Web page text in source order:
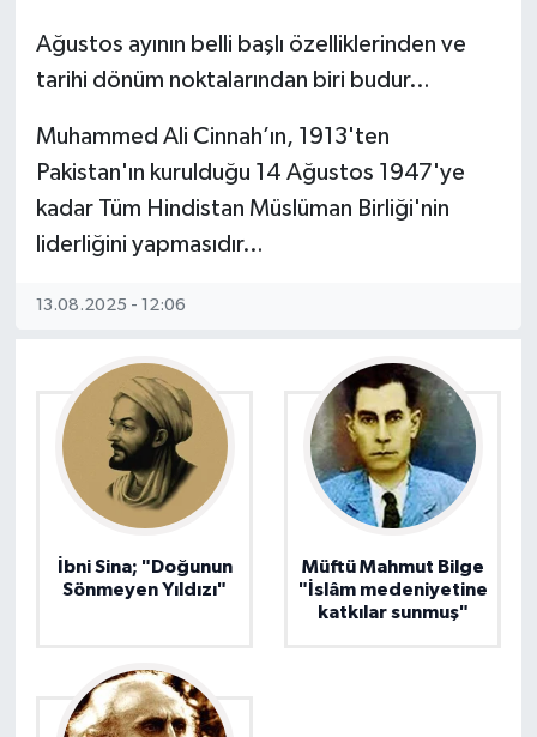
Ağustos ayının belli başlı özelliklerinden ve
tarihi dönüm noktalarından biri budur…
Muhammed Ali Cinnah’ın, 1913'ten
Pakistan'ın kurulduğu 14 Ağustos 1947'ye
kadar Tüm Hindistan Müslüman Birliği'nin
liderliğini yapmasıdır…
13.08.2025 - 12:06
İbni Sina; "Doğunun
Sönmeyen Yıldızı"
Müftü Mahmut Bilge
"İslâm medeniyetine
katkılar sunmuş"